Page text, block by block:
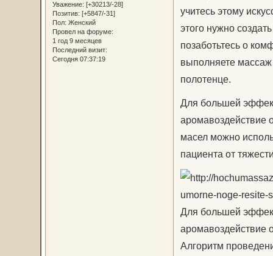
Уважение: [+30213/-28]
Позитив: [+5847/-31]
Пол: Женский
Провел на форуме:
1 год 9 месяцев
Последний визит:
Сегодня 07:37:19
учитесь этому
этого нужно
позаботьтесь о
выполняете
полотенце.
Для большей
масел можно
пациента от
Для большей
аромавоздействие
Алгоритм